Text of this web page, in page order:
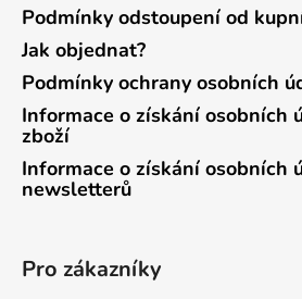
Podmínky odstoupení od
Jak objednat?
Podmínky ochrany osobních
Informace o získání osobních
zboží
Informace o získání osobních
newsletterů
Pro zákazníky